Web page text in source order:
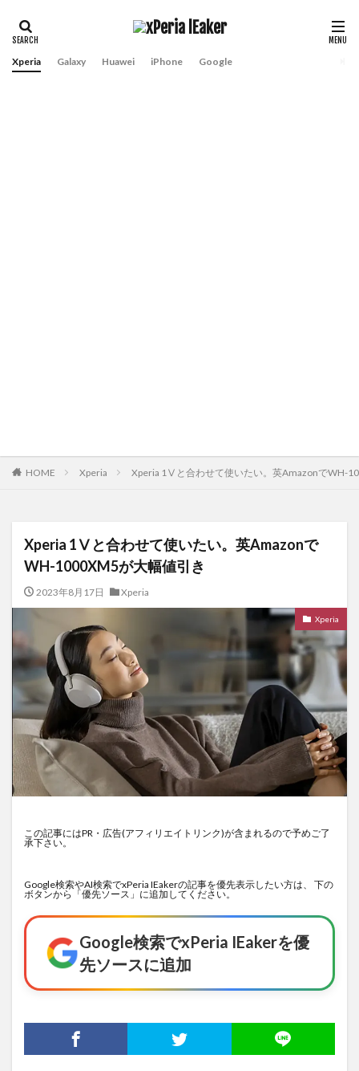
Xperia Galaxy Huawei iPhone Google
HOME Xperia Xperia 1Ⅴと合わせて使いたい。英AmazonでWH-
Xperia 1Ⅴと合わせて使いたい。英Amazonで
WH-1000XM5が大幅値引き
2023年8月17日 Xperia
Xperia
この記事にはPR・広告(アフィリエイトリンク)が含まれるので予めご了
承下さい。
Google検索やAI検索でxPeria IEakerの記事を優先表示したい方は、 下の
ボタンから「優先ソース」に追加してください。
Google検索でxPeria IEakerを優
先ソースに追加